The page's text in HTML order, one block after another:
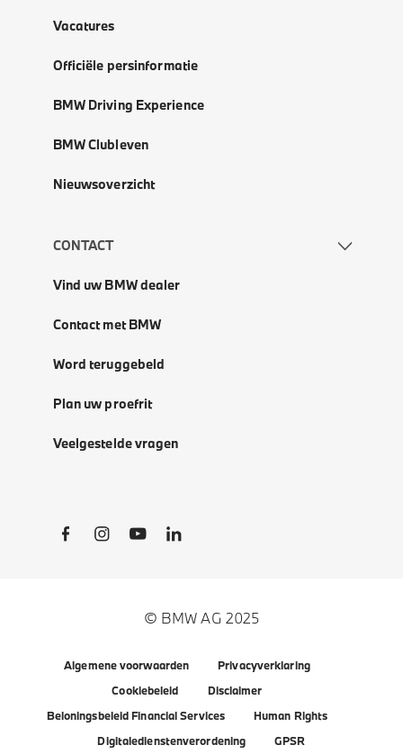
Vacatures
Officiële persinformatie
BMW Driving Experience
BMW Clubleven
Nieuwsoverzicht
CONTACT
Vind uw BMW dealer
Contact met BMW
Word teruggebeld
Plan uw proefrit
Veelgestelde vragen
Social Links
© BMW AG 2025
Algemene voorwaarden
Privacyverklaring
Cookiebeleid
Disclaimer
Beloningsbeleid Financial Services
Human Rights
Digitaledienstenverordening
GPSR